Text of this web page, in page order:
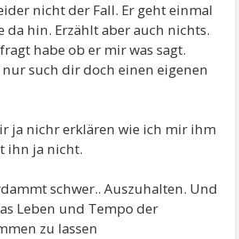
nicht der Fall. Er geht einmal
da hin. Erzählt aber auch nichts.
habe ob er mir was sagt.
such dir doch einen eigenen
ja nichr erklären wie ich mir ihm
ihn ja nicht.
schwer.. Auszuhalten. Und
Leben und Tempo der
zu lassen